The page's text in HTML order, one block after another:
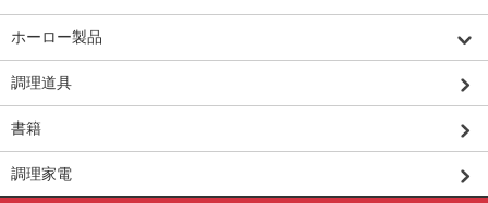
ホーロー製品
調理道具
書籍
調理家電